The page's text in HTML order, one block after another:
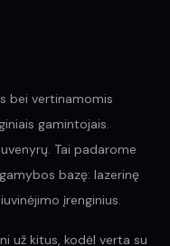
bei vertinamomis
gamintojais.
Tai padarome
bazę: lazerinę
įrenginius.
už kitus, kodėl verta su